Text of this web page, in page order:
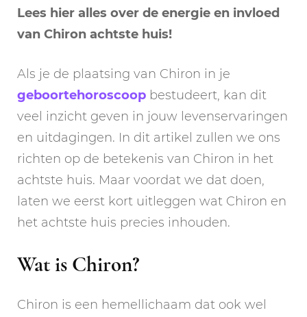
Lees hier alles over de energie en invloed
van Chiron achtste huis!
Als je de plaatsing van Chiron in je
geboortehoroscoop bestudeert, kan dit
veel inzicht geven in jouw levenservaringen
en uitdagingen. In dit artikel zullen we ons
richten op de betekenis van Chiron in het
achtste huis. Maar voordat we dat doen,
laten we eerst kort uitleggen wat Chiron en
het achtste huis precies inhouden.
Wat is Chiron?
Chiron is een hemellichaam dat ook wel